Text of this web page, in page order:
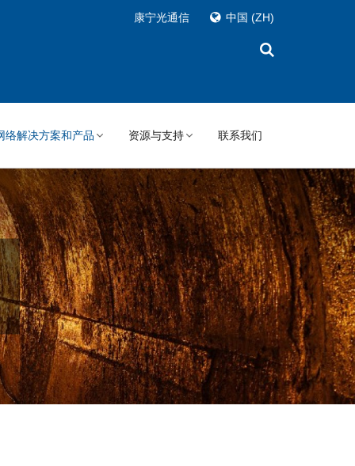
康宁光通信 中国 (ZH)
络解决方案和产品 资源与支持 联系我们